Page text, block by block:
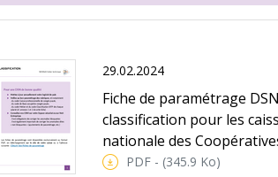
29.02.2024
Fiche de paramétrage
classification pour les
nationale des
PDF - (345.9 Ko)